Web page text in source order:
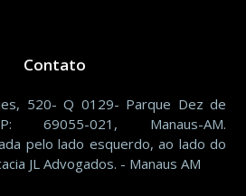
Contato
520- Q 0129- Parque Dez de
69055-021, Manaus-AM.
pelo lado esquerdo, ao lado do
JL Advogados. - Manaus AM